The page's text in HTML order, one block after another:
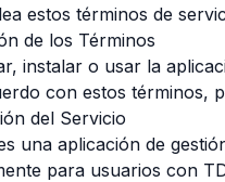
estos términos de
de los Términos
instalar o usar la
con estos términos,
del Servicio
una aplicación de
para usuarios con